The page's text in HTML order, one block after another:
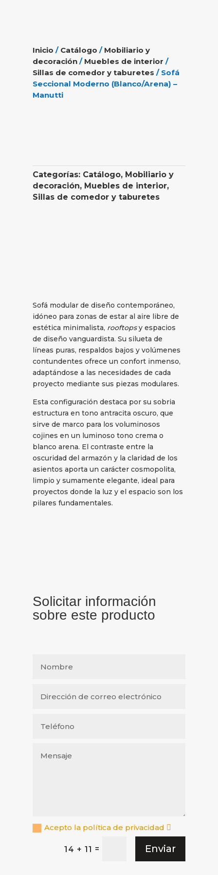
Inicio / Catálogo / Mobiliario y
decoración / Muebles de interior /
Sillas de comedor y taburetes / Sofá
Seccional Moderno (Blanco/Arena) –
Manutti
Categorías: Catálogo, Mobiliario y
decoración, Muebles de interior,
Sillas de comedor y taburetes
Sofá modular de diseño contemporáneo,
idóneo para zonas de estar al aire libre de
estética minimalista, rooftopsy espacios
de diseño vanguardista. Su silueta de
líneas puras, respaldos bajos y volúmenes
contundentes ofrece un confort inmenso,
adaptándose a las necesidades de cada
proyecto mediante sus piezas modulares.
Esta configuración destaca por su sobria
estructura en tono antracita oscuro, que
sirve de marco para los voluminosos
cojines en un luminoso tono crema o
blanco arena. El contraste entre la
oscuridad del armazón y la claridad de los
asientos aporta un carácter cosmopolita,
limpio y sumamente elegante, ideal para
proyectos donde la luz y el espacio son los
pilares fundamentales.
Solicitar información
sobre este producto
Acepto la política de privacidad
14 + 11 = Enviar